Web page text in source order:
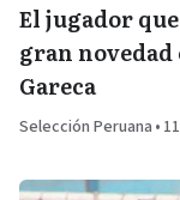
El jugador
gran
Gareca
Selección Peruana •